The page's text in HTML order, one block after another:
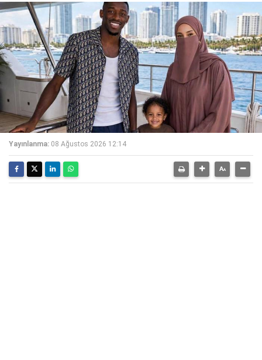
Yayınlanma: 08 Ağustos 2026 12:14